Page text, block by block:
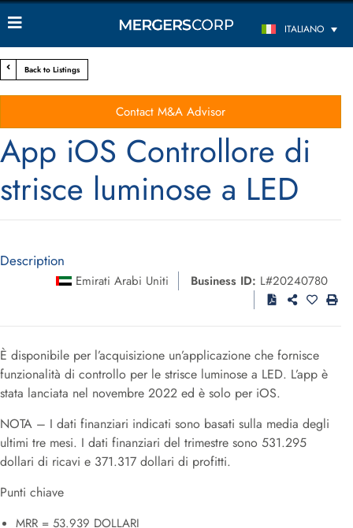
ITALIANO
Back to Listings
Contact M&A Advisor
App iOS Controllore di
strisce luminose a LED
Description
Emirati Arabi Uniti Business ID: L#20240780
È disponibile per l’acquisizione un’applicazione che fornisce
funzionalità di controllo per le strisce luminose a LED. L’app è
stata lanciata nel novembre 2022 ed è solo per iOS.
NOTA – I dati finanziari indicati sono basati sulla media degli
ultimi tre mesi. I dati finanziari del trimestre sono 531.295
dollari di ricavi e 371.317 dollari di profitti.
Punti chiave
MRR = 53.939 DOLLARI